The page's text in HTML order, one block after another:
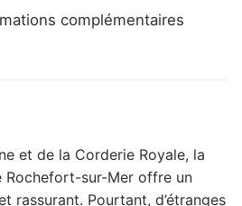
complémentaires
et de la Corderie Royale, la
sur-Mer offre un
rassurant. Pourtant, d’étranges